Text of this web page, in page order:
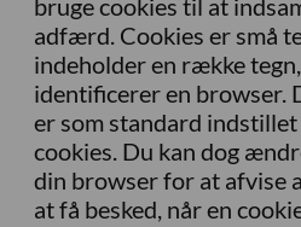
adfærd. Cookies er små
indeholder en række
identificerer en browser.
er som standard
cookies. Du kan dog
din browser for at afvise
at få besked, når en